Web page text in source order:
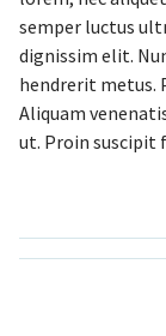
semper luctus
dignissim elit.
hendrerit metus.
Aliquam
ut. Proin suscipit